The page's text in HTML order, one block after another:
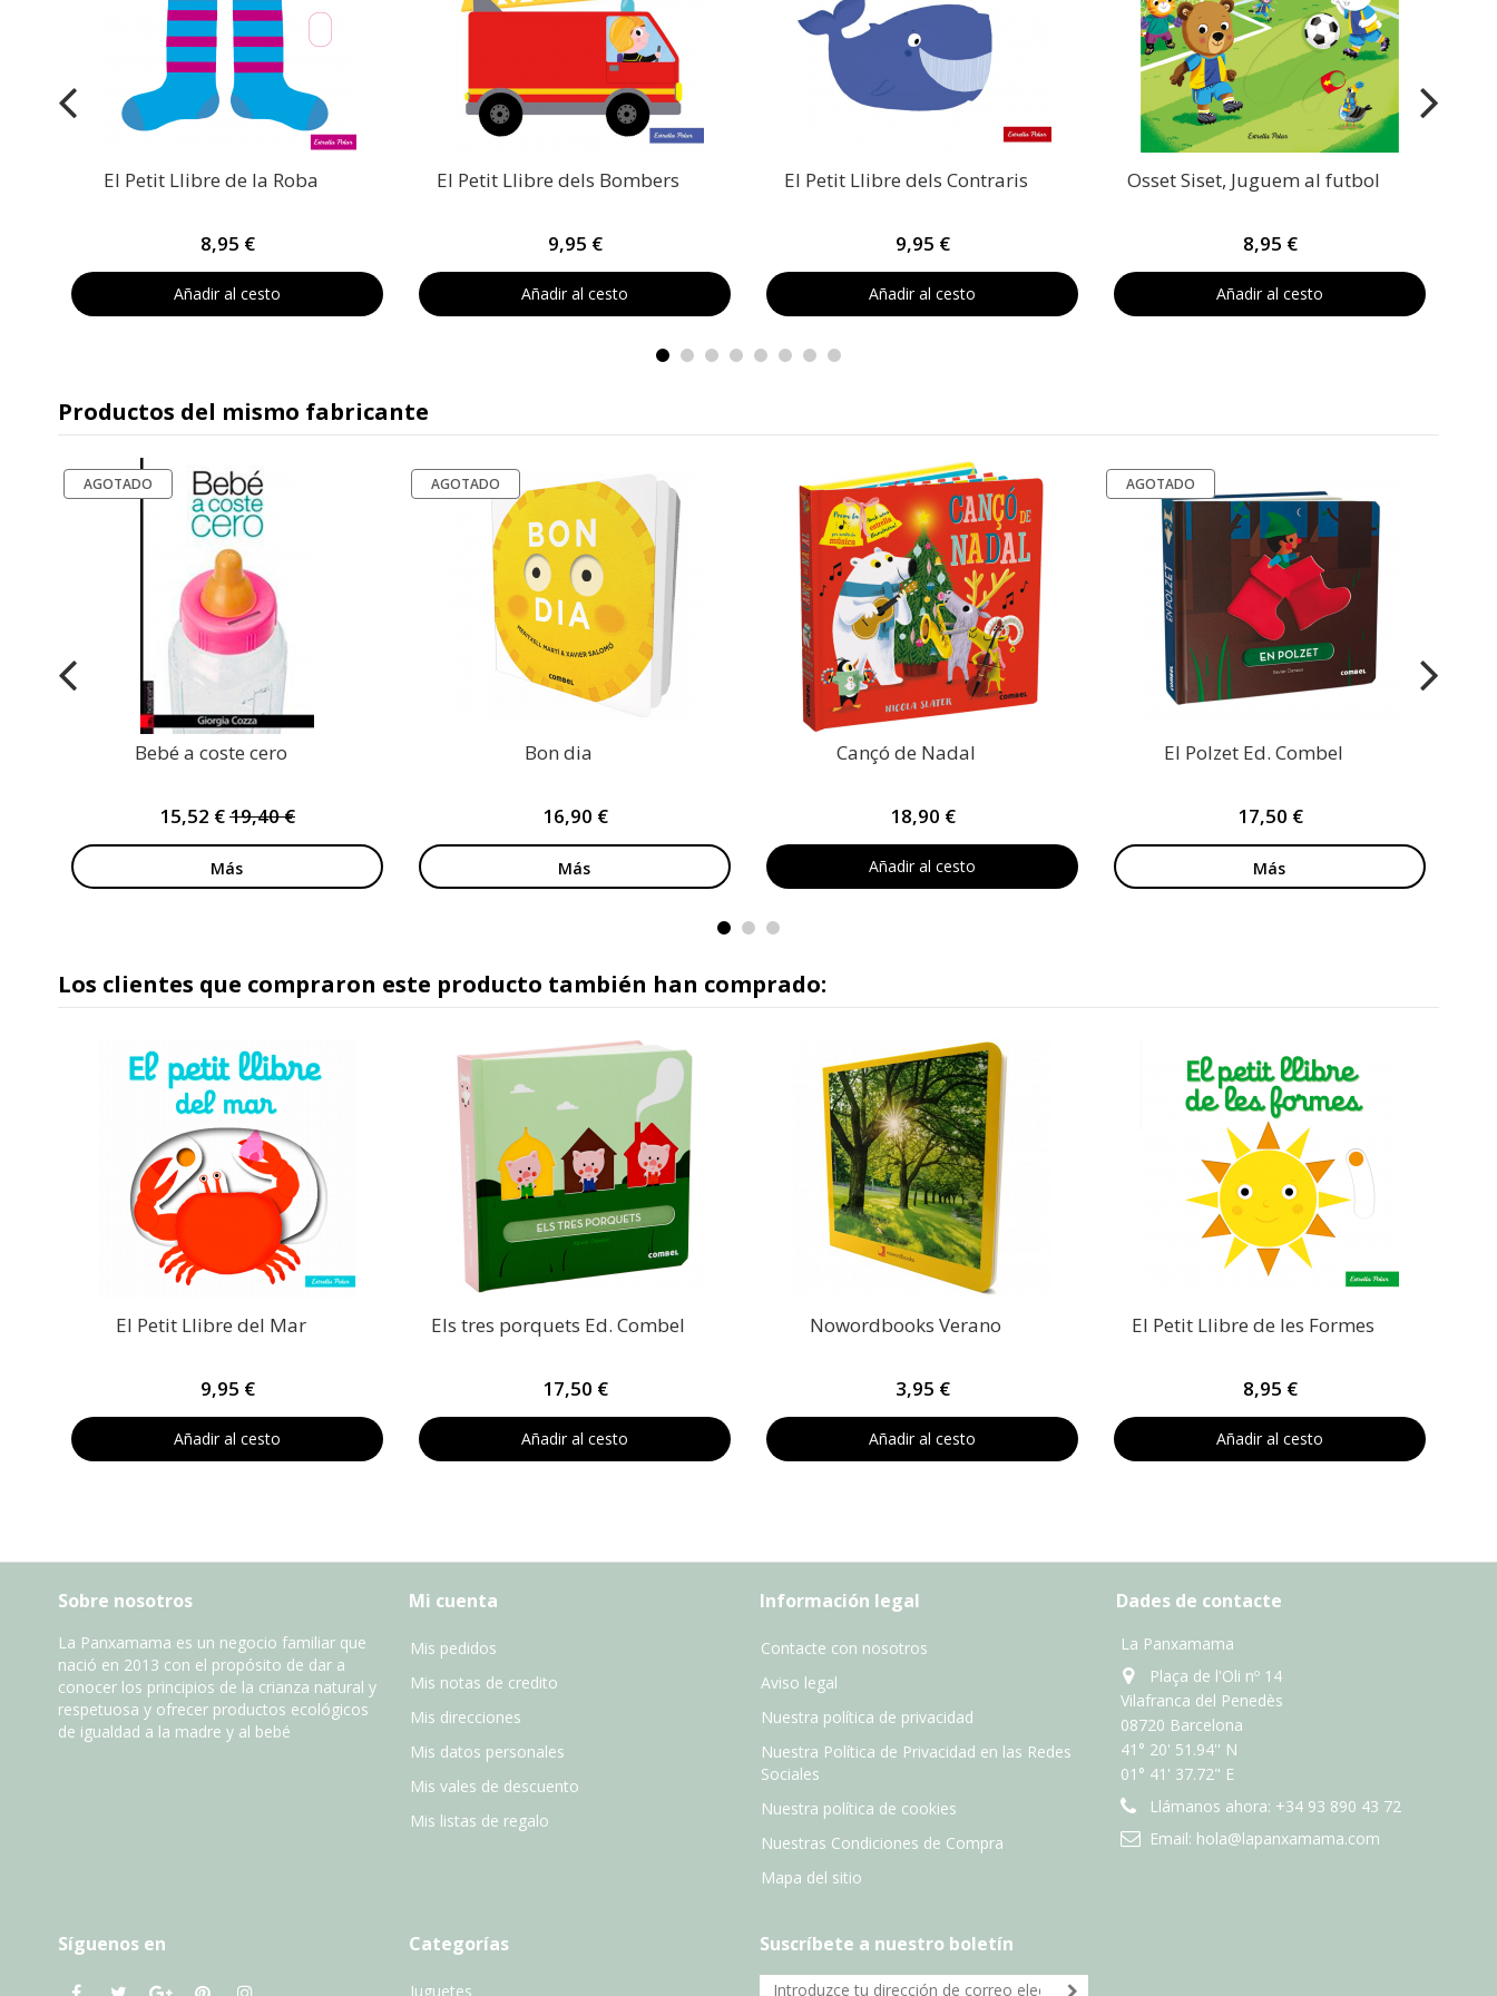
El Petit Llibre de la Roba
8,95 €
Añadir al cesto
El Petit Llibre dels Bombers
9,95 €
Añadir al cesto
El Petit Llibre dels Contraris
9,95 €
Añadir al cesto
Osset Siset, Juguem al futbol
8,95 €
Añadir al cesto
Productos del mismo fabricante
-20%
AGOTADO
Bebé a coste cero
15,52 €19,40 €
Más
AGOTADO
Bon dia
16,90 €
Más
Cançó de Nadal
18,90 €
Añadir al cesto
AGOTADO
El Polzet Ed. Combel
17,50 €
Más
Los clientes que compraron este producto también han comprado:
El Petit Llibre del Mar
9,95 €
Añadir al cesto
Els tres porquets Ed. Combel
17,50 €
Añadir al cesto
Nowordbooks Verano
3,95 €
Añadir al cesto
El Petit Llibre de les Formes
8,95 €
Añadir al cesto
Sobre nosotros
La Panxamama es un negocio familiar que
nació en 2013 con el propósito de dar a
conocer los principios de la crianza natural y
respetuosa y ofrecer productos ecológicos
de igualdad a la madre y al bebé
Mi cuenta
Mis pedidos
Mis notas de credito
Mis direcciones
Mis datos personales
Mis vales de descuento
Mis listas de regalo
Información legal
Contacte con nosotros
Aviso legal
Nuestra política de privacidad
Nuestra Política de Privacidad en las Redes
Sociales
Nuestra política de cookies
Nuestras Condiciones de Compra
Mapa del sitio
Dades de contacte
La Panxamama
Plaça de l'Oli nº 14
Vilafranca del Penedès
08720 Barcelona
41° 20' 51.94'' N
01° 41' 37.72" E
Llámanos ahora: +34 93 890 43 72
Email: hola@lapanxamama.com
Síguenos en Categorías
Juguetes
Suscríbete a nuestro boletín